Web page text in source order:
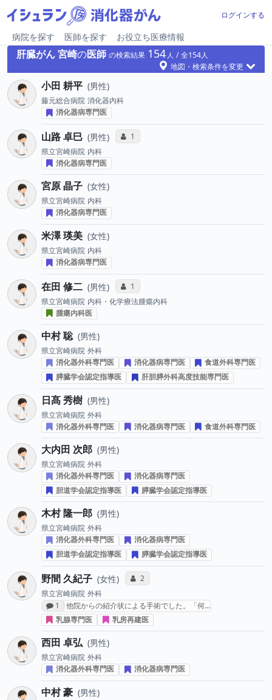
ログインする
病院を探す 医師を探す お役立ち医療情報
肝臓がん宮崎の医師 の検索結果 154 154
地図・検索条件を変更
小田 耕平 男性
藤元総合病院 消化器内科
消化器病専門医
山路 卓巳 男性 コミュニケーション・タイプ投票数
1
県立宮崎病院 内科
消化器病専門医
宮原 晶子 女性
県立宮崎病院 内科
消化器病専門医
米澤 瑛美 女性
県立宮崎病院 内科
消化器病専門医
在田 修二 男性 コミュニケーション・タイプ投票数
1
県立宮崎病院 内科・化学療法腫瘍内科
腫瘍内科医
中村 聡 男性
県立宮崎病院 外科
消化器外科専門医
消化器病専門医
食道外科専門医
膵臓学会認定指導医
肝胆膵外科高度技能専門医
日髙 秀樹 男性
県立宮崎病院 外科
消化器外科専門医
消化器病専門医 食道外科専門医
大内田 次郎 男性
県立宮崎病院 外科
消化器外科専門医
消化器病専門医
胆道学会認定指導医
膵臓学会認定指導医
木村 隆一郎 男性
県立宮崎病院 外科
消化器外科専門医
消化器病専門医
胆道学会認定指導医
膵臓学会認定指導医
野間 久紀子 女性 コミュニケーション・タイプ投票数
2
県立宮崎病院 外科
感想投稿数
1
他院からの紹介状による手術でした。「何…
乳腺専門医
乳房再建医
西田 卓弘 男性
県立宮崎病院 外科
消化器外科専門医
消化器病専門医
中村 豪 男性